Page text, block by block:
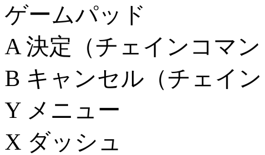
ゲームパッド
A 決定（チェインコマ
B キャンセル（チェイ
Y メニュー
X ダッシュ